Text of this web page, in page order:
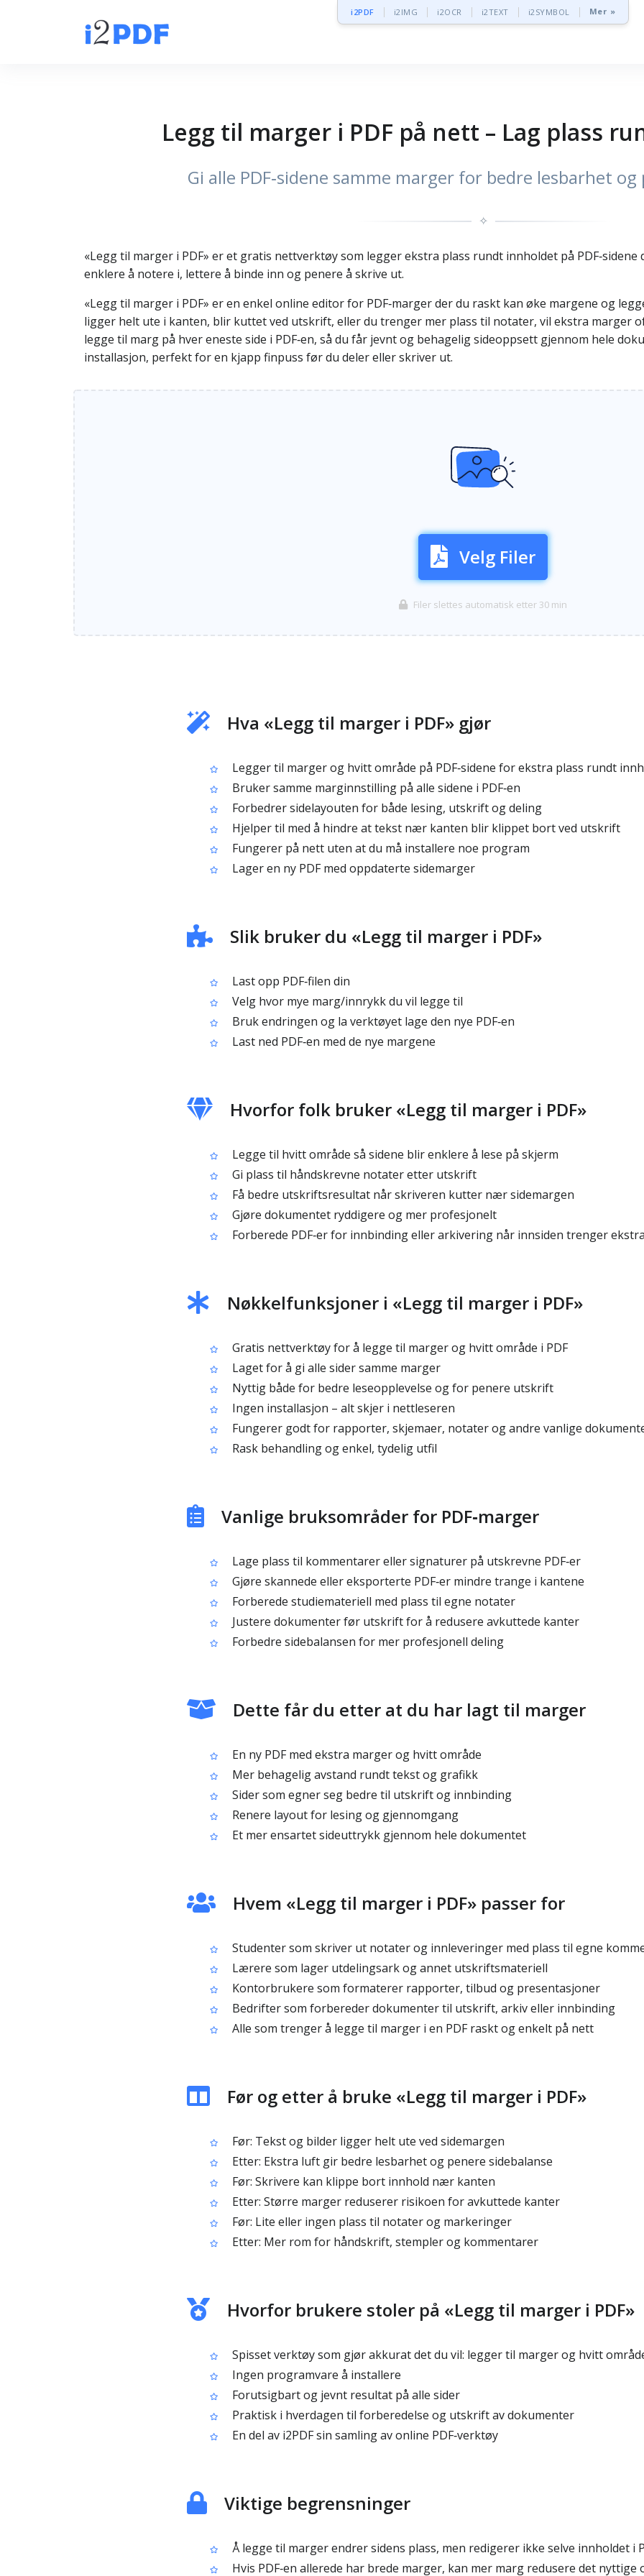
i2PDF i2IMG i2OCR i2TEXT i2SYMBOL Mer »
Legg til marger i PDF på nett – Lag plass
Gi alle PDF‑sidene samme marger for bedre lesbarhet
✧
«Legg til marger i PDF» er et gratis nettverktøy som legger ekstra plass rundt innholdet på
enklere å notere i, lettere å binde inn og penere å skrive ut.
«Legg til marger i PDF» er en enkel online editor for PDF‑marger der du raskt kan øke margene og
ligger helt ute i kanten, blir kuttet ved utskrift, eller du trenger mer plass til notater, vil ekstra marger
legge til marg på hver eneste side i PDF‑en, så du får jevnt og behagelig sideoppsett gjennom hele
installasjon, perfekt for en kjapp finpuss før du deler eller skriver ut.
Velg Filer
Filer slettes automatisk etter 30 min
Hva «Legg til marger i PDF» gjør
Legger til marger og hvitt område på PDF‑sidene for ekstra plass rundt
Bruker samme marginnstilling på alle sidene i PDF‑en
Forbedrer sidelayouten for både lesing, utskrift og deling
Hjelper til med å hindre at tekst nær kanten blir klippet bort ved utskrift
Fungerer på nett uten at du må installere noe program
Lager en ny PDF med oppdaterte sidemarger
Slik bruker du «Legg til marger i PDF»
Last opp PDF‑filen din
Velg hvor mye marg/innrykk du vil legge til
Bruk endringen og la verktøyet lage den nye PDF‑en
Last ned PDF‑en med de nye margene
Hvorfor folk bruker «Legg til marger i PDF»
Legge til hvitt område så sidene blir enklere å lese på skjerm
Gi plass til håndskrevne notater etter utskrift
Få bedre utskriftsresultat når skriveren kutter nær sidemargen
Gjøre dokumentet ryddigere og mer profesjonelt
Forberede PDF‑er for innbinding eller arkivering når innsiden trenger
Nøkkelfunksjoner i «Legg til marger i PDF»
Gratis nettverktøy for å legge til marger og hvitt område i PDF
Laget for å gi alle sider samme marger
Nyttig både for bedre leseopplevelse og for penere utskrift
Ingen installasjon – alt skjer i nettleseren
Fungerer godt for rapporter, skjemaer, notater og andre vanlige
Rask behandling og enkel, tydelig utfil
Vanlige bruksområder for PDF‑marger
Lage plass til kommentarer eller signaturer på utskrevne PDF‑er
Gjøre skannede eller eksporterte PDF‑er mindre trange i kantene
Forberede studiemateriell med plass til egne notater
Justere dokumenter før utskrift for å redusere avkuttede kanter
Forbedre sidebalansen for mer profesjonell deling
Dette får du etter at du har lagt til marger
En ny PDF med ekstra marger og hvitt område
Mer behagelig avstand rundt tekst og grafikk
Sider som egner seg bedre til utskrift og innbinding
Renere layout for lesing og gjennomgang
Et mer ensartet sideuttrykk gjennom hele dokumentet
Hvem «Legg til marger i PDF» passer for
Studenter som skriver ut notater og innleveringer med plass til egne
Lærere som lager utdelingsark og annet utskriftsmateriell
Kontorbrukere som formaterer rapporter, tilbud og presentasjoner
Bedrifter som forbereder dokumenter til utskrift, arkiv eller innbinding
Alle som trenger å legge til marger i en PDF raskt og enkelt på nett
Før og etter å bruke «Legg til marger i PDF»
Før: Tekst og bilder ligger helt ute ved sidemargen
Etter: Ekstra luft gir bedre lesbarhet og penere sidebalanse
Før: Skrivere kan klippe bort innhold nær kanten
Etter: Større marger reduserer risikoen for avkuttede kanter
Før: Lite eller ingen plass til notater og markeringer
Etter: Mer rom for håndskrift, stempler og kommentarer
Hvorfor brukere stoler på «Legg til marger i PDF»
Spisset verktøy som gjør akkurat det du vil: legger til marger og hvitt
Ingen programvare å installere
Forutsigbart og jevnt resultat på alle sider
Praktisk i hverdagen til forberedelse og utskrift av dokumenter
En del av i2PDF sin samling av online PDF‑verktøy
Viktige begrensninger
Å legge til marger endrer sidens plass, men redigerer ikke selve innholdet i
Hvis PDF‑en allerede har brede marger, kan mer marg redusere det nyttige